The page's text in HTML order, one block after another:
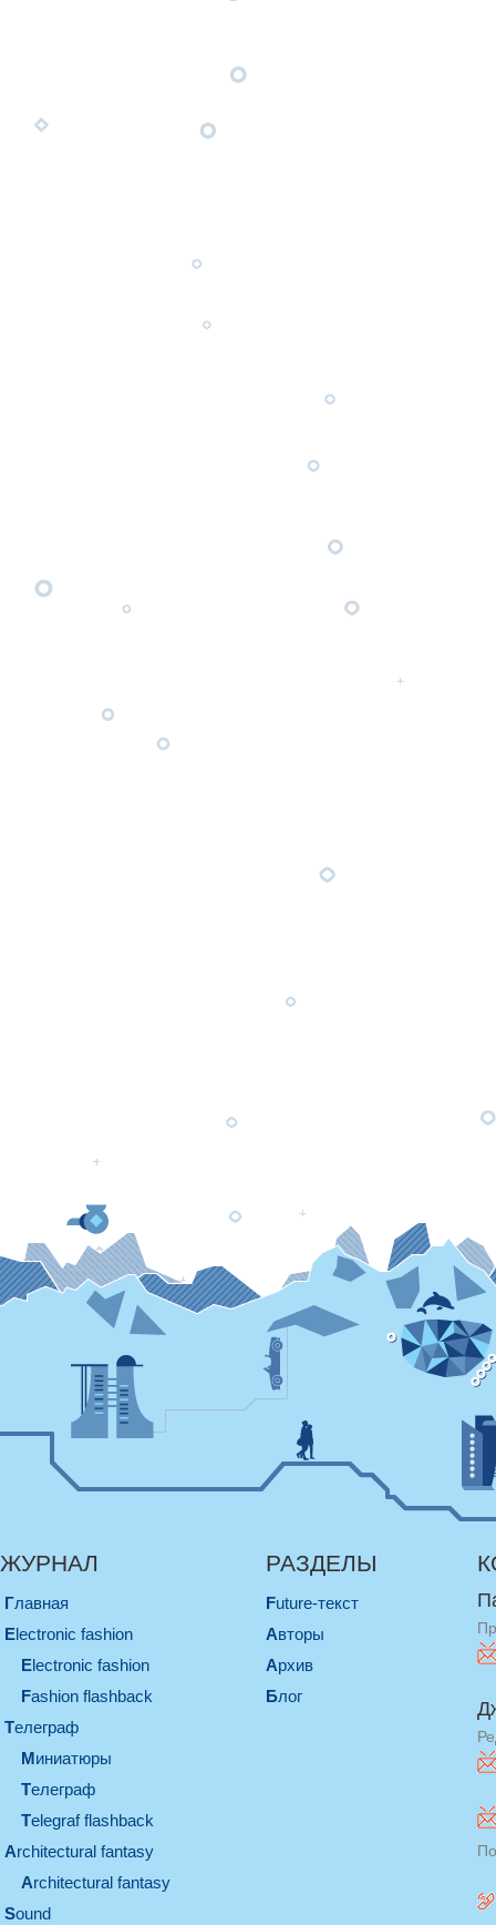
ЖУРНАЛ
Главная
electronic fashion
electronic fashion
Fashion flashback
телеграф
миниатюры
телеграф
Telegraf flashback
architectural fantasy
architectural fantasy
sound
РАЗДЕЛЫ
Future-текст
Авторы
Архив
Блог